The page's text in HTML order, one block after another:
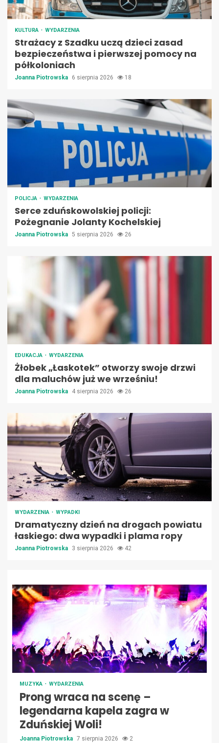
KULTURA WYDARZENIA
Strażacy z Szadku uczą dzieci zasad
bezpieczeństwa i pierwszej pomocy na
półkoloniach
Joanna Piotrowska 6 sierpnia 2026 18
POLICJA WYDARZENIA
Serce zduńskowolskiej policji:
Pożegnanie Jolanty Kochelskiej
Joanna Piotrowska 5 sierpnia 2026 26
EDUKACJA WYDARZENIA
Żłobek „Łaskotek” otworzy swoje drzwi
dla maluchów już we wrześniu!
Joanna Piotrowska 4 sierpnia 2026 26
WYDARZENIA WYPADKI
Dramatyczny dzień na drogach powiatu
łaskiego: dwa wypadki i plama ropy
Joanna Piotrowska 3 sierpnia 2026 42
MUZYKA WYDARZENIA
Prong wraca na scenę –
legendarna kapela zagra w
Zduńskiej Woli!
Joanna Piotrowska 7 sierpnia 2026 2